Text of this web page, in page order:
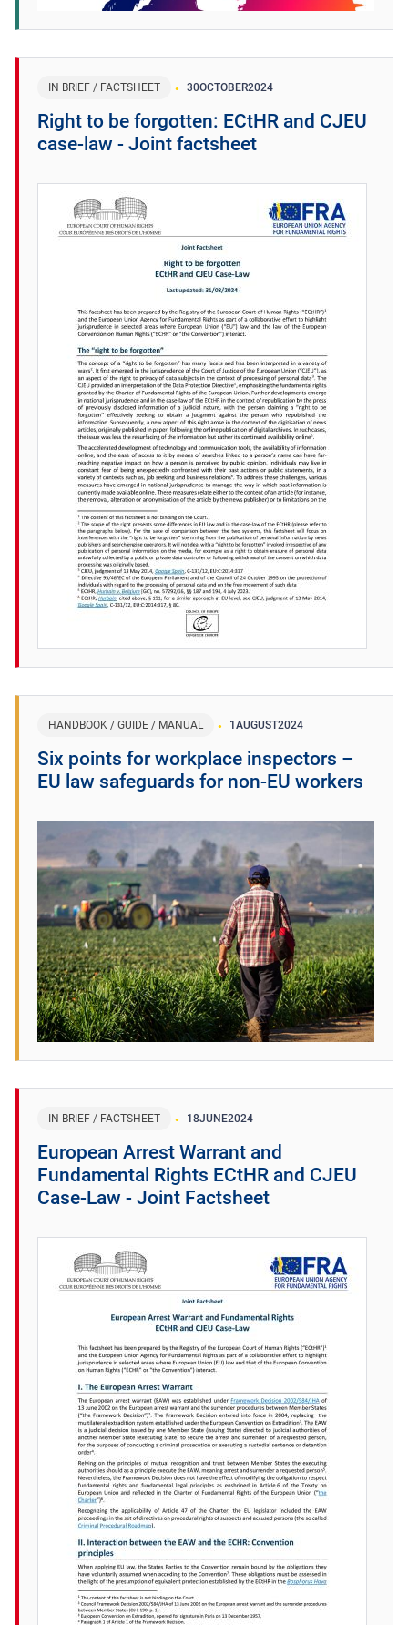
IN BRIEF / FACTSHEET 30OCTOBER2024
Right to be forgotten: ECtHR and CJEU
case-law - Joint factsheet
HANDBOOK / GUIDE / MANUAL 1 AUGUST2024
​Six points for workplace inspectors –
EU law safeguards for non-EU workers ​
IN BRIEF / FACTSHEET 18JUNE2024
European Arrest Warrant and
Fundamental Rights ECtHR and CJEU
Case-Law - Joint Factsheet